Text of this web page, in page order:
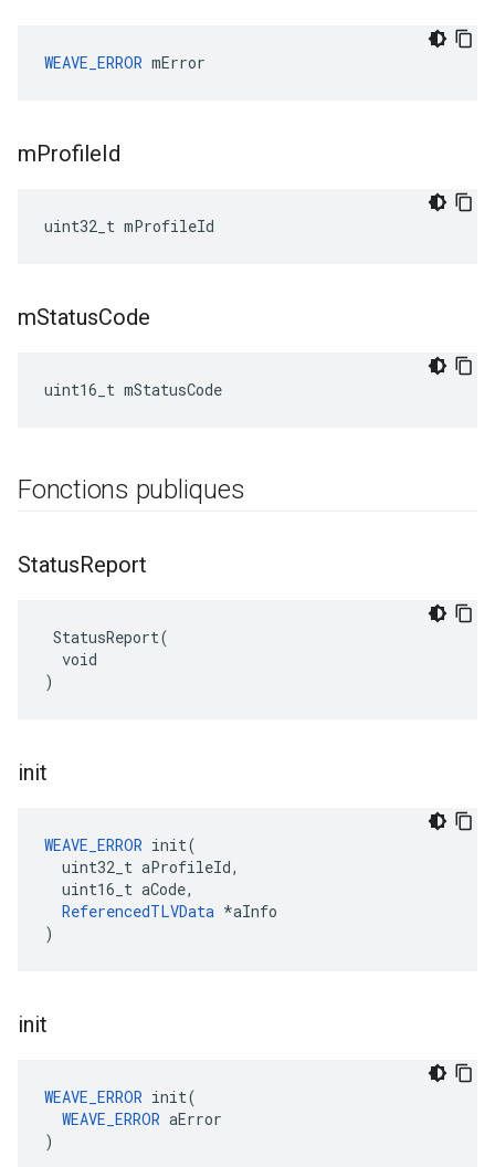
WEAVE_ERROR mError
mProfileId
uint32_t mProfileId
mStatusCode
uint16_t mStatusCode
Fonctions publiques
StatusReport
StatusReport(
  void
)
init
WEAVE_ERROR init(
  uint32_t aProfileId,
  uint16_t aCode,
ReferencedTLVData *aInfo
)
init
WEAVE_ERROR init(
WEAVE_ERROR aError
)